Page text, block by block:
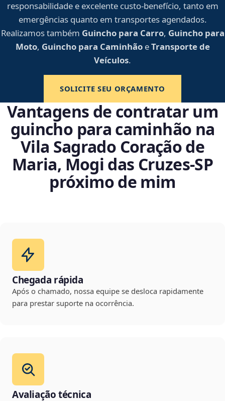
responsabilidade e excelente custo-benefício, tanto em
emergências quanto em transportes agendados.
Realizamos também Guincho para Carro, Guincho para
Moto, Guincho para CaminhãoeTransporte de
Veículos.
SOLICITE SEU ORÇAMENTO
Vantagens de contratar um
guincho para caminhão na
Vila Sagrado Coração de
Maria, Mogi das Cruzes‑SP
próximo de mim
Chegada rápida
Após o chamado, nossa equipe se desloca rapidamente
para prestar suporte na ocorrência.
Avaliação técnica